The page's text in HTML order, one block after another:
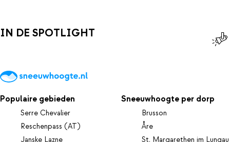
IN DE SPOTLIGHT
Populaire gebieden
Serre Chevalier
Reschenpass (AT)
Janske Lazne
Sneeuwhoogte per dorp
Brusson
Åre
St. Margarethen im Lungau